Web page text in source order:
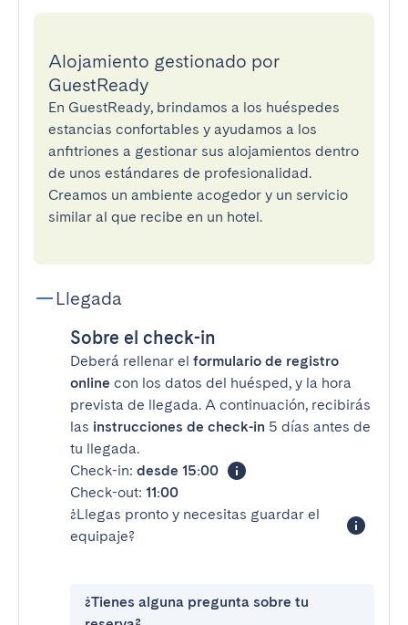
Alojamiento gestionado por
GuestReady
En GuestReady, brindamos a los huéspedes
estancias confortables y ayudamos a los
anfitriones a gestionar sus alojamientos dentro
de unos estándares de profesionalidad.
Creamos un ambiente acogedor y un servicio
similar al que recibe en un hotel.
Llegada
Sobre el check-in
Deberá rellenar el formulario de registro
online con los datos del huésped, y la hora
prevista de llegada. A continuación, recibirás
las instrucciones de check-in 5 días antes de
tu llegada.
Check-in: desde 15:00
Check-out: 11:00
¿Llegas pronto y necesitas guardar el
equipaje?
¿Tienes alguna pregunta sobre tu